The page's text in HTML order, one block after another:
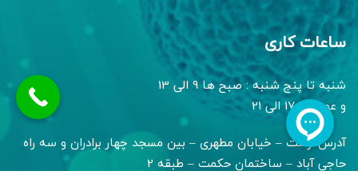
ساعات کاری
شنبه تا پنج شنبه : صبح ها 9 الی 13
و عصر ها 17 الی 21
آدرس: رشت – خیابان مطهری – بین مسجد چهار برادران و سه راه
حاجی آباد – ساختمان حکمت – طبقه 2